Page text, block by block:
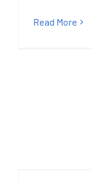
Read More